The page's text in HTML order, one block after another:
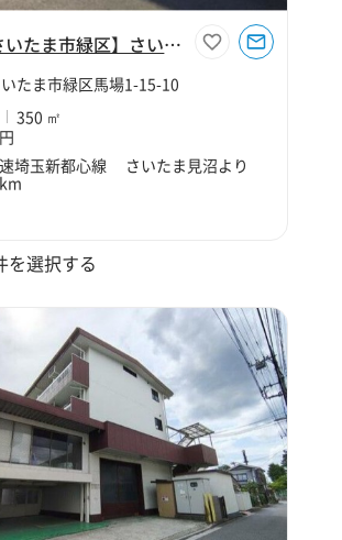
【埼玉県さいたま市緑区】さいたま市緑区馬場1丁目106坪作業所
たま市緑区馬場1-15-10
350 ㎡
埼玉新都心線 さいたま見沼より
を選択する